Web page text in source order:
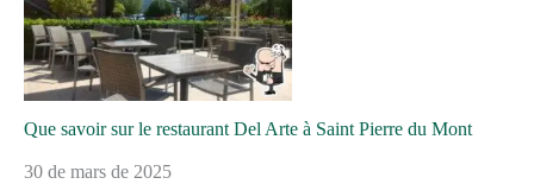
Que savoir sur le restaurant Del Arte à Saint Pierre du Mont
30 de mars de 2025